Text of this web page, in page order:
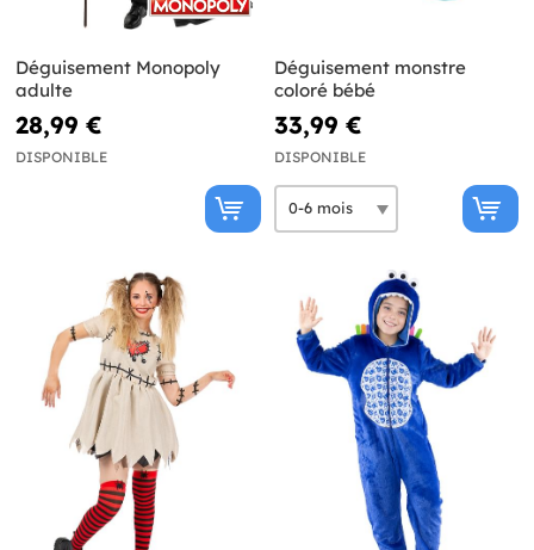
Déguisement Monopoly
adulte
28,99 €
DISPONIBLE
Déguisement monstre
coloré bébé
33,99 €
DISPONIBLE